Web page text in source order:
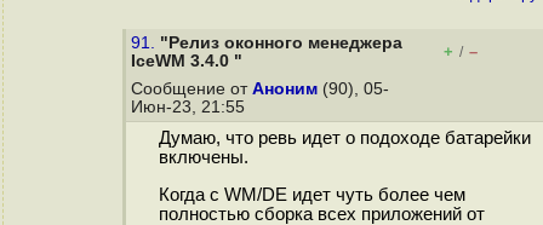
91. "Релиз оконного менеджера
IceWM 3.4.0 "
+ / –
Сообщение от Аноним (90), 05-
Июн-23, 21:55
Думаю, что ревь идет о подоходе батарейки
включены.
Когда с WM/DE идет чуть более чем
полностью сборка всех приложений от